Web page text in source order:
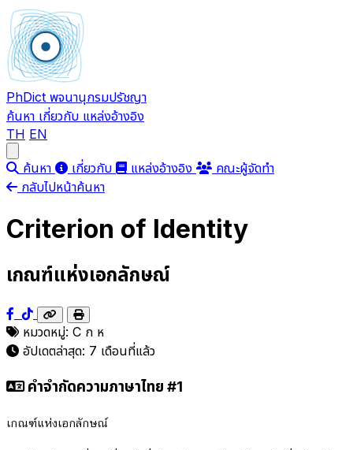
PhDict พจนานุกรมปรัชญา
ค้นหา เกี่ยวกับ แหล่งอ้างอิง
TH EN
ค้นหา เกี่ยวกับ แหล่งอ้างอิง
คณะผู้จัดทำ
กลับไปหน้าค้นหา
Criterion of Identity
เกณฑ์แห่งเอกลักษณ์
หมวดหมู่: C ก ห
อัปเดตล่าสุด: 7 เดือนที่แล้ว
คำจำกัดความภาษาไทย #1
เกณฑ์แห่งเอกลักษณ์